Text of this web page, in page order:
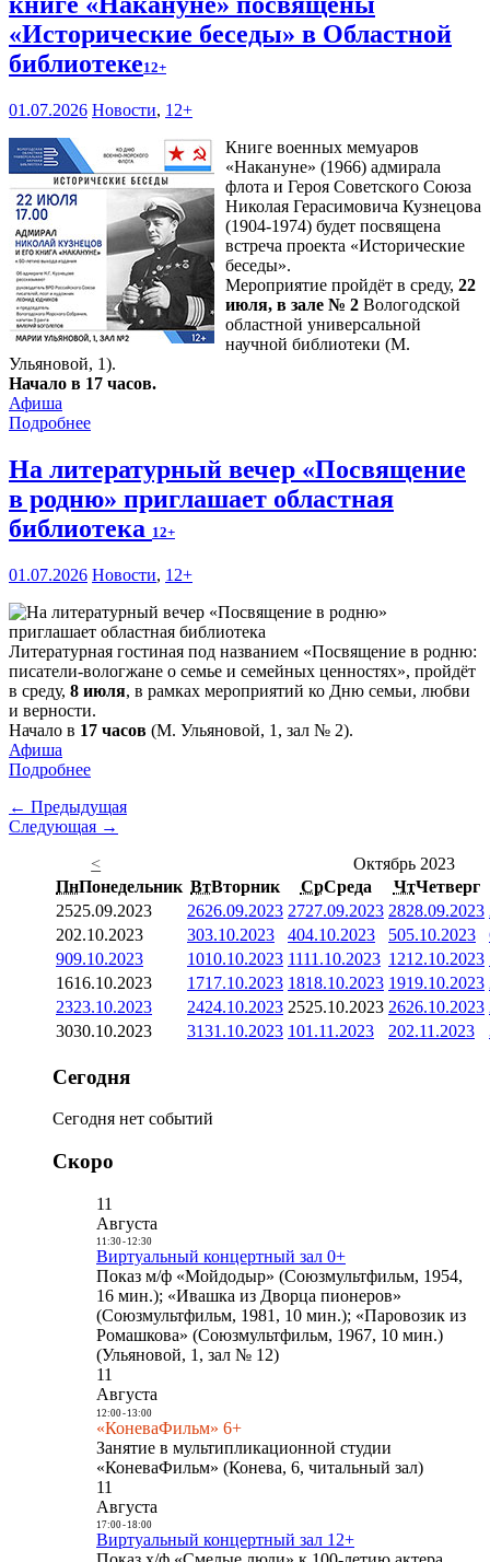
«Исторические беседы» в Областной
библиотеке12+
01.07.2026 Новости, 12+
Книге военных мемуаров
«Накануне» (1966) адмирала
флота и Героя Советского Союза
Николая Герасимовича Кузнецова
(1904-1974) будет посвящена
встреча проекта «Исторические
беседы».
Мероприятие пройдёт в среду, 22
июля, в зале № 2 Вологодской
областной универсальной
научной библиотеки (М.
Ульяновой, 1).
Начало в 17 часов.
Афиша
Подробнее
На литературный вечер «Посвящение
в родню» приглашает областная
библиотека 12+
01.07.2026 Новости, 12+
Литературная гостиная под названием «Посвящение в родню:
писатели-вологжане о семье и семейных ценностях», пройдёт
в среду, 8 июля, в рамках мероприятий ко Дню семьи, любви
и верности.
Начало в 17 часов (М. Ульяновой, 1, зал № 2).
Афиша
Подробнее
← Предыдущая
Следующая →
<
Октябрь 2023
ПнПонедельник ВтВторник СрСреда ЧтЧетверг
2525.09.2023 2626.09.2023 2727.09.2023 2828.09.2023
202.10.2023 303.10.2023 404.10.2023 505.10.2023
909.10.2023 1010.10.2023 1111.10.2023 1212.10.2023
1616.10.2023 1717.10.2023 1818.10.2023 1919.10.2023
2323.10.2023 2424.10.2023 2525.10.2023 2626.10.2023
3030.10.2023 3131.10.2023 101.11.2023 202.11.2023
Сегодня
Сегодня нет событий
Скоро
11
Августа
11:30- 12:30
Виртуальный концертный зал 0+
Показ м/ф «Мойдодыр» (Союзмультфильм, 1954,
16 мин.); «Ивашка из Дворца пионеров»
(Союзмультфильм, 1981, 10 мин.); «Паровозик из
Ромашкова» (Союзмультфильм, 1967, 10 мин.)
(Ульяновой, 1, зал № 12)
11
Августа
12:00- 13:00
«КоневаФильм» 6+
Занятие в мультипликационной студии
«КоневаФильм» (Конева, 6, читальный зал)
11
Августа
17:00- 18:00
Виртуальный концертный зал 12+